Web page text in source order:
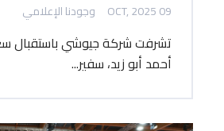
09 OCT, 2025 وجودنا الإعلامي
تشرفت شركة جيوشي باستقبال
أحمد أبو زيد، سفير...